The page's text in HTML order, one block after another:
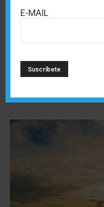
Castellón demuestra
todos los gustos y
cierra por temporada:
E-MAIL